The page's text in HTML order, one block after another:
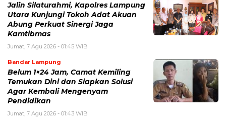
Jalin Silaturahmi, Kapolres Lampung
Utara Kunjungi Tokoh Adat Akuan
Abung Perkuat Sinergi Jaga
Kamtibmas
Jumat, 7 Agu 2026 - 01:45 WIB
Bandar Lampung
Belum 1×24 Jam, Camat Kemiling
Temukan Dini dan Siapkan Solusi
Agar Kembali Mengenyam
Pendidikan
Jumat, 7 Agu 2026 - 01:43 WIB